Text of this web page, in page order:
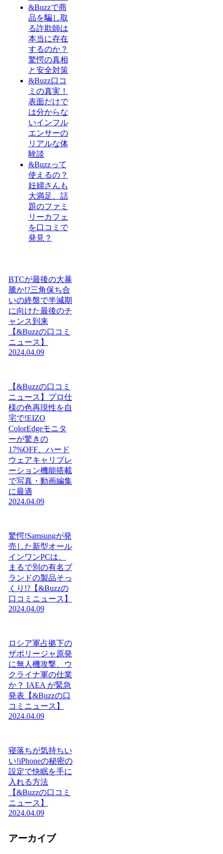
&Buzzで商
品を騙し取
る詐欺師は
本当に存在
するのか？
驚愕の真相
と安全対策
&Buzz口コ
ミの真実！
表面だけで
は分からな
いインフル
エンサーの
リアルな体
験談
&Buzzって
使えるの？
妊婦さんも
大満足、話
題のファミ
リーカフェ
を口コミで
発見？
BTCが最後の大暴
騰か!?三角保ち合
いの終盤で半減期
に向けた最後のチ
ャンス到来
【&Buzzの口コミ
ニュース】
2024.04.09
【&Buzzの口コミ
ニュース】プロ仕
様の色再現性を自
宅で!EIZO
ColorEdgeモニタ
ーが驚きの
17%OFF、ハード
ウェアキャリブレ
ーション機能搭載
で写真・動画編集
に最適
2024.04.09
驚愕!Samsungが発
売した新型オール
インワンPCは、
まるで別の有名ブ
ランドの製品そっ
くり!?【&Buzzの
口コミニュース】
2024.04.09
ロシア軍占拠下の
ザポリージャ原発
に無人機攻撃、ウ
クライナ軍の仕業
か？ IAEA が緊急
発表【&Buzzの口
コミニュース】
2024.04.09
寝落ちが気持ちい
い!iPhoneの秘密の
設定で快眠を手に
入れる方法
【&Buzzの口コミ
ニュース】
2024.04.09
アーカイブ